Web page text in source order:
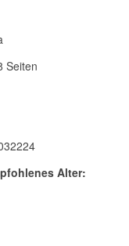
Seiten
Alter: